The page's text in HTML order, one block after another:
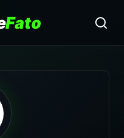
Fato